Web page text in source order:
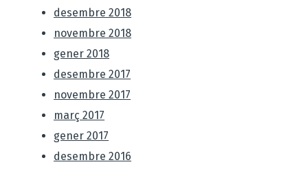
desembre 2018
novembre 2018
gener 2018
desembre 2017
novembre 2017
març 2017
gener 2017
desembre 2016